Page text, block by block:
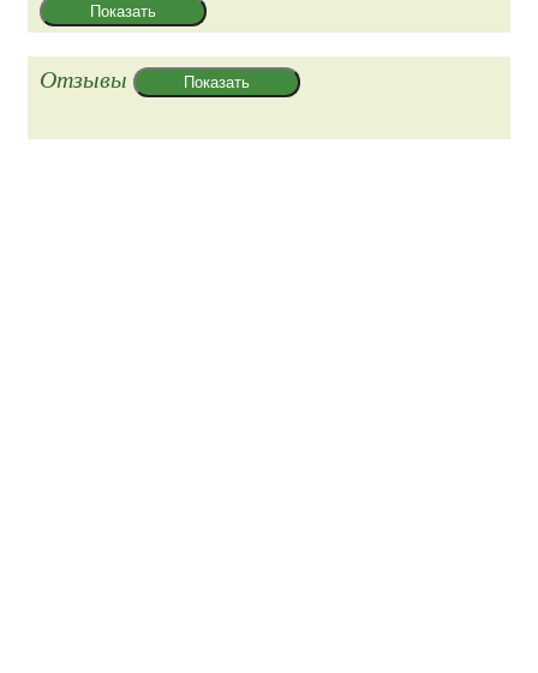
Показать
Отзывы Показать